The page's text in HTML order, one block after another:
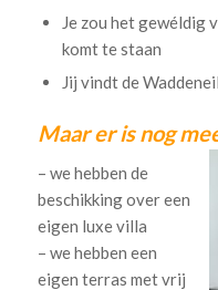
Je zou het gewéldig
komt te staan
Jij vindt de
Maar er is nog
– we hebben de
beschikking over een
eigen luxe villa
– we hebben een
eigen terras met vrij